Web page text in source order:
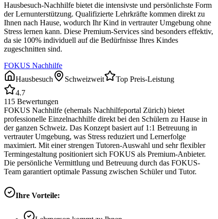
Hausbesuch-Nachhilfe bietet die intensivste und persönlichste Form
der Lernunterstützung. Qualifizierte Lehrkräfte kommen direkt zu
Ihnen nach Hause, wodurch Ihr Kind in vertrauter Umgebung ohne
Stress lernen kann. Diese Premium-Services sind besonders effektiv,
da sie 100% individuell auf die Bedürfnisse Ihres Kindes
zugeschnitten sind.
FOKUS Nachhilfe
Hausbesuch
Schweizweit
Top Preis-Leistung
4.7
115 Bewertungen
FOKUS Nachhilfe (ehemals Nachhilfeportal Zürich) bietet
professionelle Einzelnachhilfe direkt bei den Schülern zu Hause in
der ganzen Schweiz. Das Konzept basiert auf 1:1 Betreuung in
vertrauter Umgebung, was Stress reduziert und Lernerfolge
maximiert. Mit einer strengen Tutoren-Auswahl und sehr flexibler
Termingestaltung positioniert sich FOKUS als Premium-Anbieter.
Die persönliche Vermittlung und Betreuung durch das FOKUS-
Team garantiert optimale Passung zwischen Schüler und Tutor.
Ihre Vorteile: